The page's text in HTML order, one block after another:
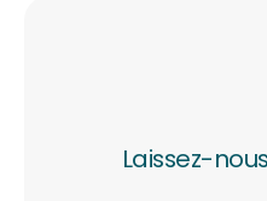
Laissez-